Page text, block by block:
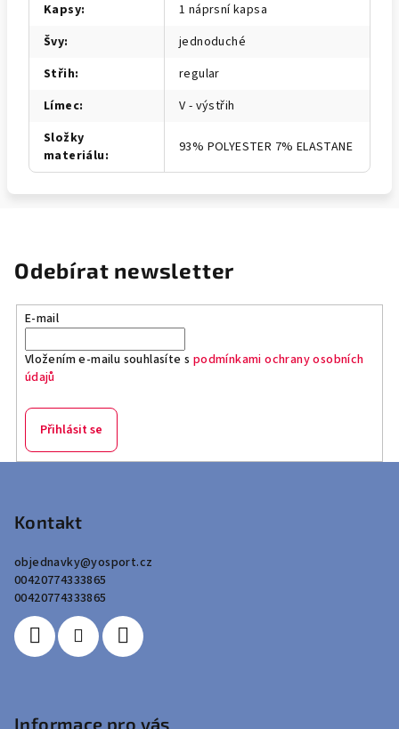
Kapsy:
1 náprsní kapsa
Švy:
jednoduché
Střih:
regular
Límec:
V - výstřih
Složky
materiálu: 93% POLYESTER 7% ELASTANE
Odebírat newsletter
E-mail
Vložením e-mailu souhlasíte s podmínkami ochrany osobních
údajů
Přihlásit se
Kontakt
objednavky@yosport.cz
00420774333865
00420774333865
Informace pro vás